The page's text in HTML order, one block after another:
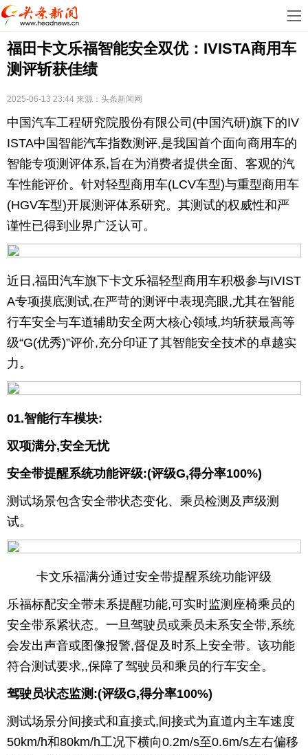
首
页
娱
乐
科
地
汽
育
健
尚
体
育
育
儿
旅
游
游
戏
化
福田卡文乐福智能安全双优：IVISTA商用车
测评斩获佳绩
2025-06-13 23:44 来源： 头条新闻网
中国汽车工程研究院股份有限公司(中国汽研)旗下的IV
ISTA中国智能汽车指数测评,是我国首个面向商用车的
智能专项测评体系,旨在为消费者提供全面、客观的汽
车性能评价。针对轻型商用车(LCV车型)与重型商用车
(HGV车型)开展测评体系研究。其测试的权威性和严
谨性已得到业界广泛认可。
近日,福田汽车旗下卡文乐福轻型商用车积极参与IVIST
A专项摸底测试,在严苛的测评中表现亮眼,尤其在智能
行车安全与车道辅助安全两大核心领域,均斩获最高等
级“G(优秀)”评价,充分印证了其智能安全技术的卓越实
力。
01.智能行车模块:
双项满分,安全无忧
安全带提醒系统功能评级:(评级G,得分率100%)
测试场景包含安全带状态变化、乘员检测及声级测
试。
卡文乐福满分通过安全带提醒系统功能评级
乐福标配安全带未系提醒功能,可实时监测座椅乘员的
安全带系紧状态。一旦驾驶员或乘员未系安全带,系统
会发出声音或图像报警,督促及时系上安全带。该功能
符合测试要求,,保障了驾驶员和乘员的行车安全。
驾驶员状态监测:(评级G,得分率100%)
测试场景分间接式和直接式,间接式为直道内主车速度
50km/h和80km/h工况下横向0.2m/s至0.6m/s左右偏移